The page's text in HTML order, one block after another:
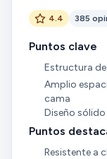
4.4 385
Puntos clave
Estructura
Amplio
cama
Diseño
Puntos
Resistente a